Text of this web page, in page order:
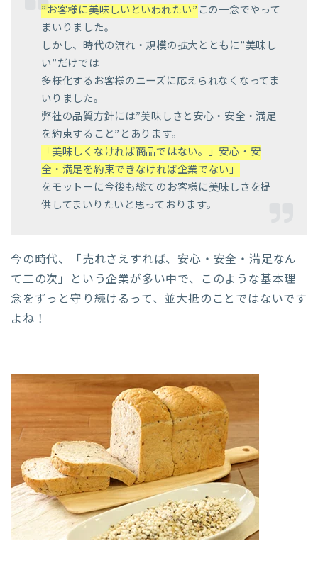
”お客様に美味しいといわれたい” この一念でやって
まいりました。
しかし、時代の流れ・規模の拡大とともに”美味し
い”だけでは
多様化するお客様のニーズに応えられなくなってま
いりました。
弊社の品質方針には”美味しさと安心・安全・満足
を約束すること”とあります。
「美味しくなければ商品ではない。」安心・安
全・満足を約束できなければ企業でない」
をモットーに今後も総てのお客様に美味しさを提
供してまいりたいと思っております。
今の時代、「売れさえすれば、安心・安全・満足なん
て二の次」という企業が多い中で、このような基本理
念をずっと守り続けるって、並大抵のことではないです
よね！